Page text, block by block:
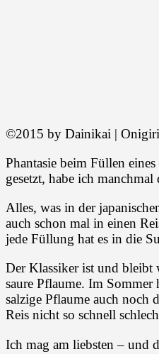
©2015 by Dainikai |
Phantasie beim Füllen
gesetzt, habe ich manchmal
Alles, was in der
auch schon mal in einen
jede Füllung hat es in die
Der Klassiker ist und
saure Pflaume. Im Sommer
salzige Pflaume auch noch
Reis nicht so schnell
Ich mag am liebsten – und